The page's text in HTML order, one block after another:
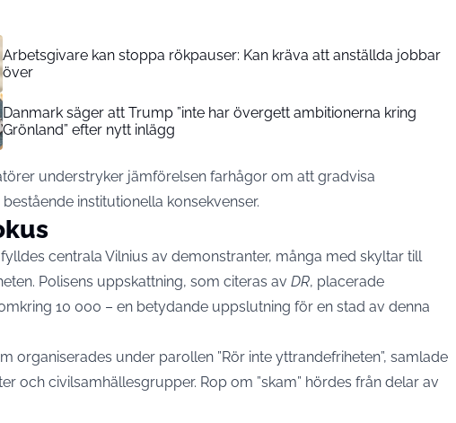
Arbetsgivare kan stoppa rökpauser: Kan kräva att anställda jobbar
över
Danmark säger att Trump ”inte har övergett ambitionerna kring
Grönland” efter nytt inlägg
understryker jämförelsen farhågor om att gradvisa
institutionella konsekvenser.
centrala Vilnius av demonstranter, många med skyltar till
Polisens uppskattning, som citeras av DR, placerade
10 000 – en betydande uppslutning för en stad av denna
organiserades under parollen ”Rör inte yttrandefriheten”, samlade
och civilsamhällesgrupper. Rop om ”skam” hördes från delar av